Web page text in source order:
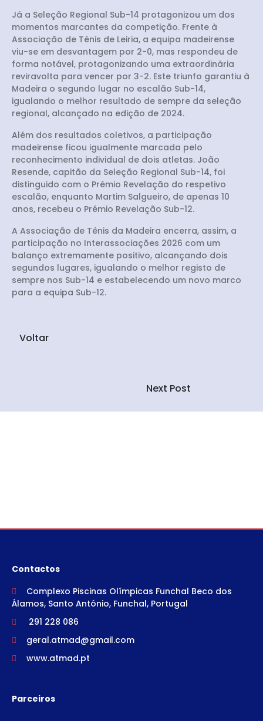
Já a Seleção Regional Sub-14 protagonizou um dos
momentos marcantes da competição. Frente à
Associação de Ténis de Leiria, a equipa madeirense
viu-se em desvantagem por 2-0, mas respondeu de
forma notável, protagonizando uma extraordinária
reviravolta para vencer por 3-2. Este triunfo garantiu à
Madeira o segundo lugar no escalão Sub-14,
igualando o melhor resultado de sempre da seleção
regional, alcançado na edição de 2024.
Além dos resultados coletivos, a participação
madeirense ficou igualmente marcada pelo
reconhecimento individual de dois atletas. João
Resende, capitão da Seleção Regional Sub-14, foi
distinguido com o Prémio Revelação do respetivo
escalão, enquanto Martim Salgueiro, de apenas 10
anos, recebeu o Prémio Revelação Sub-12.
A Associação de Ténis da Madeira encerra, assim, a
participação no Interassociações 2026 com um
balanço extremamente positivo, alcançando dois
segundos lugares, igualando o melhor registo de
sempre nos Sub-14 e estabelecendo um novo marco
para a equipa Sub-12.
Voltar
Next Post
Contactos
Complexo Piscinas Olímpicas Funchal Beco dos
Álamos, Santo António, Funchal, Portugal
291 228 086
geral.atmad@gmail.com
www.atmad.pt
Parceiros